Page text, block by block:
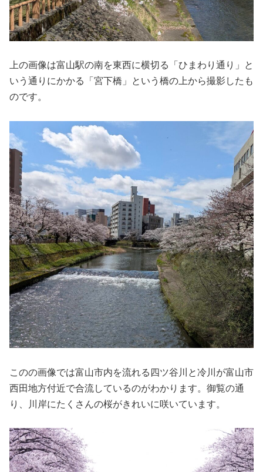
上の画像は富山駅の南を東西に横切る「ひまわり通り」と
いう通りにかかる「宮下橋」という橋の上から撮影したも
のです。
このの画像では富山市内を流れる四ツ谷川と冷川が富山市
西田地方付近で合流しているのがわかります。御覧の通
り、川岸にたくさんの桜がきれいに咲いています。